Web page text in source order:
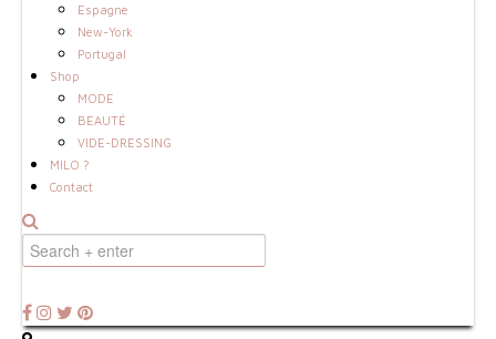
Espagne
New-York
Portugal
Shop
MODE
BEAUTÉ
VIDE-DRESSING
MILO ?
Contact